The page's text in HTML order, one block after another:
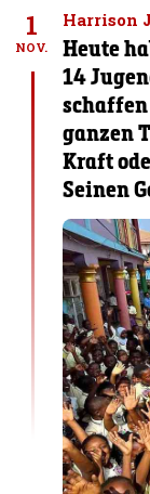
1
NOV.
Harrison
Heute
14
ganzen
Kraft
Seinen